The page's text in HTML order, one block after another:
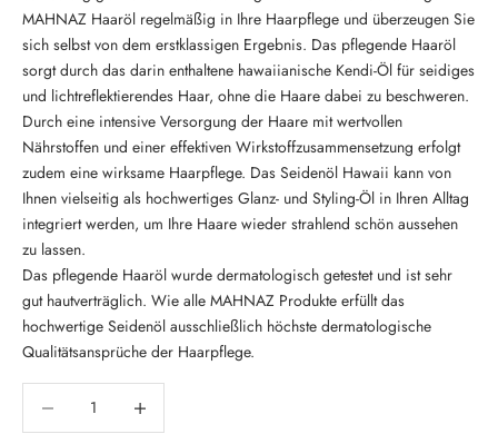
MAHNAZ Haaröl regelmäßig in Ihre Haarpflege und überzeugen Sie
sich selbst von dem erstklassigen Ergebnis. Das pflegende Haaröl
sorgt durch das darin enthaltene hawaiianische Kendi-Öl für seidiges
und lichtreflektierendes Haar, ohne die Haare dabei zu beschweren.
Durch eine intensive Versorgung der Haare mit wertvollen
Nährstoffen und einer effektiven Wirkstoffzusammensetzung erfolgt
zudem eine wirksame Haarpflege. Das Seidenöl Hawaii kann von
Ihnen vielseitig als hochwertiges Glanz- und Styling-Öl in Ihren Alltag
integriert werden, um Ihre Haare wieder strahlend schön aussehen
zu lassen.
Das pflegende Haaröl wurde dermatologisch getestet und ist sehr
gut hautverträglich. Wie alle MAHNAZ Produkte erfüllt das
hochwertige Seidenöl ausschließlich höchste dermatologische
Qualitätsansprüche der Haarpflege.